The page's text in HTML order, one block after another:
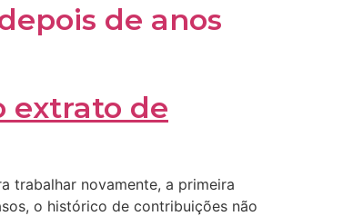
de anos
trabalhar novamente, a primeira
o histórico de contribuições não